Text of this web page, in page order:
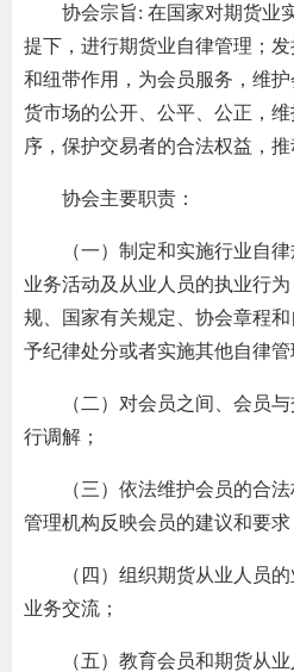
协会宗旨: 在国家对期货业
提下，进行期货业自律管理；
和纽带作用，为会员服务，维
货市场的公开、公平、公正，
序，保护交易者的合法权益，推
协会主要职责：
（一）制定和实施行业自
业务活动及从业人员的执业行
规、国家有关规定、协会章程
予纪律处分或者实施其他自律管
（二）对会员之间、会员
行调解；
（三）依法维护会员的合
管理机构反映会员的建议和要求
（四）组织期货从业人员
业务交流；
（五）教育会员和期货从